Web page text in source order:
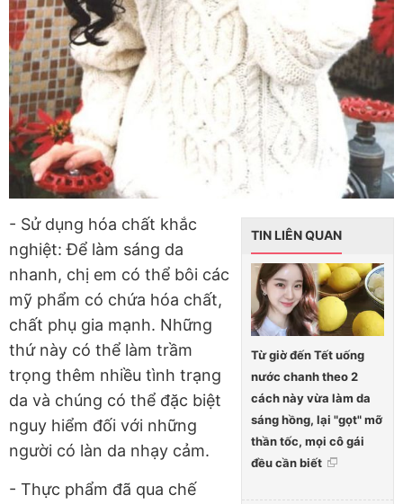
TIN LIÊN QUAN
Từ giờ đến Tết uống
nước chanh theo 2
cách này vừa làm da
sáng hồng, lại "gọt" mỡ
thần tốc, mọi cô gái
đều cần biết
- Sử dụng hóa chất khắc
nghiệt: Để làm sáng da
nhanh, chị em có thể bôi các
mỹ phẩm có chứa hóa chất,
chất phụ gia mạnh. Những
thứ này có thể làm trầm
trọng thêm nhiều tình trạng
da và chúng có thể đặc biệt
nguy hiểm đối với những
người có làn da nhạy cảm.
- Thực phẩm đã qua chế